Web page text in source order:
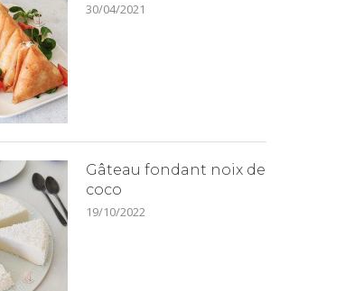
30/04/2021
Gâteau fondant noix de
coco
19/10/2022